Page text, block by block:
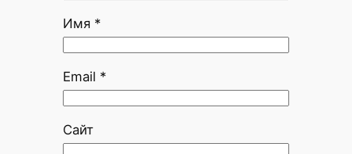
Имя *
Email *
Сайт